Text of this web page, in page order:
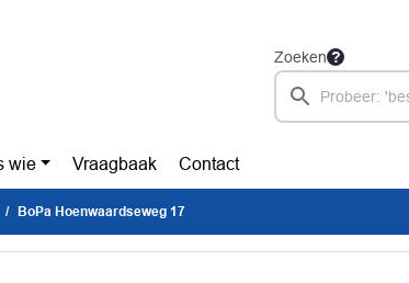
Zoeken
wie Vraagbaak Contact
BoPa Hoenwaardseweg 17